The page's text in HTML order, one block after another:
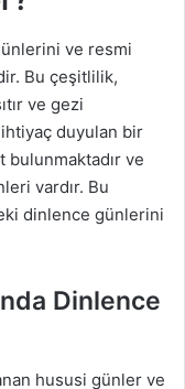
ve resmi
Bu çeşitlilik,
ve gezi
ihtiyaç duyulan bir
bulunmaktadır ve
vardır. Bu
dinlence günlerini
Dinlence
hususi günler ve